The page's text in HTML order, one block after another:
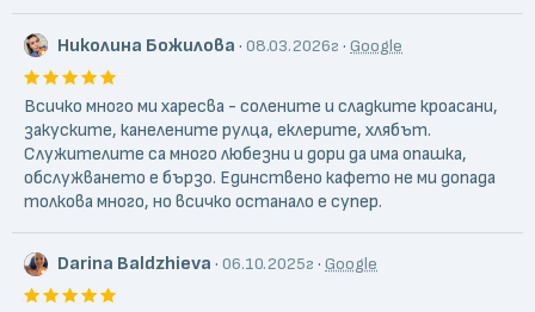
Николина Божилова · 08.03.2026г · Google
Всичко много ми харесва - солените и сладките кроасани,
закуските, канелените рулца, еклерите, хлябът.
Служителите са много любезни и дори да има опашка,
обслужването е бързо. Единствено кафето не ми допада
толкова много, но всичко останало е супер.
Darina Baldzhieva · 06.10.2025г · Google